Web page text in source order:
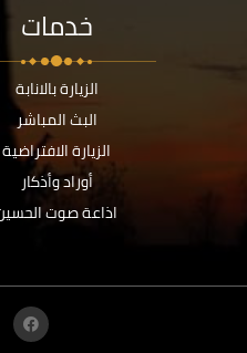
خدمات
الزيارة بالانابة
البث المباشر
الزيارة الافتراضية
أوراد وأذكار
اذاعة صوت